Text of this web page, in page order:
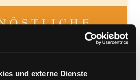
und externe Dienste